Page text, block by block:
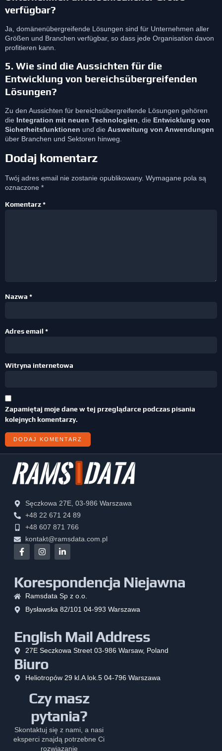
verfügbar?
Ja, domänenübergreifende Lösungen sind für Unternehmen aller
Größen und Branchen verfügbar, so dass jede Organisation davon
profitieren kann.
5. Wie sind die Aussichten für die
Entwicklung von bereichsübergreifenden
Lösungen?
Zu den Aussichten für bereichsübergreifende Lösungen gehören
die Integration mit neuen Technologien , die Entwicklung von
Sicherheitsfunktionen und die Ausweitung von Anwendungen
über Branchen und Sektoren hinweg.
Dodaj komentarz
Twój adres email nie zostanie opublikowany. Wymagane pola są
oznaczone *
Komentarz*
Nazwa *
Adres email *
Witryna internetowa
Zapamiętaj moje dane w tej przeglądarce podczas pisania
kolejnych komentarzy.
Sęczkowa 27E, 03-986 Warszawa
+48 22 671 24 89
+48 607 871 766
kontakt@ramsdata.com.pl
Korespondencja Niejawna
Ramsdata Sp z o.o.
Bysławska 82/101 04-993 Warszawa
English Mail Address
27E Seczkowa Street 03-986 Warsaw, Poland
Biuro
Heliotropów 29 kl.A lok.5 04-796 Warszawa
Czy masz
pytania?
Skontaktuj się z nami, a nasi
eksperci znajdą potrzebne Ci
rozwiązanie